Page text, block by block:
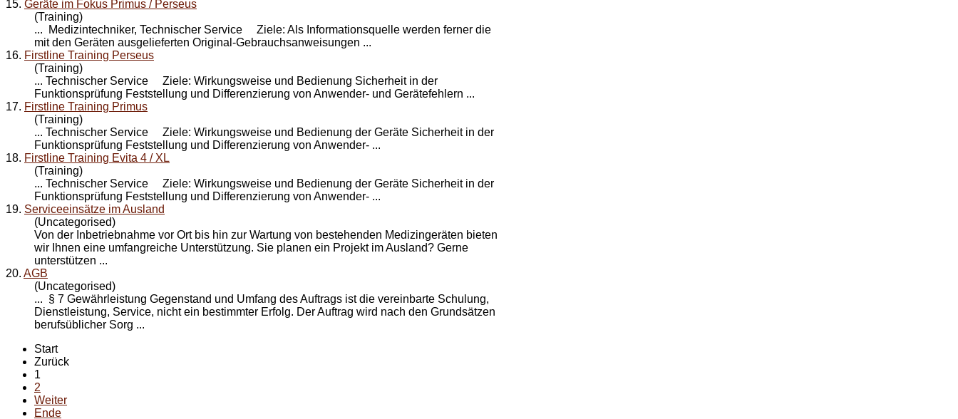
15. Geräte im Fokus Primus / Perseus
(Training)
... Medizintechniker, Technischer Service Ziele: Als Informationsquelle werden ferner die
mit den Geräten ausgelieferten Original-Gebrauchsanweisungen ...
16. Firstline Training Perseus
(Training)
... Technischer Service Ziele: Wirkungsweise und Bedienung Sicherheit in der
Funktionsprüfung Feststellung und Differenzierung von Anwender- und Gerätefehlern ...
17. Firstline Training Primus
(Training)
... Technischer Service Ziele: Wirkungsweise und Bedienung der Geräte Sicherheit in der
Funktionsprüfung Feststellung und Differenzierung von Anwender- ...
18. Firstline Training Evita 4 / XL
(Training)
... Technischer Service Ziele: Wirkungsweise und Bedienung der Geräte Sicherheit in der
Funktionsprüfung Feststellung und Differenzierung von Anwender- ...
19. Serviceeinsätze im Ausland
(Uncategorised)
Von der Inbetriebnahme vor Ort bis hin zur Wartung von bestehenden Medizingeräten bieten
wir Ihnen eine umfangreiche Unterstützung. Sie planen ein Projekt im Ausland? Gerne
unterstützen ...
20. AGB
(Uncategorised)
... § 7 Gewährleistung Gegenstand und Umfang des Auftrags ist die vereinbarte Schulung,
Dienstleistung, Service, nicht ein bestimmter Erfolg. Der Auftrag wird nach den Grundsätzen
berufsüblicher Sorg ...
Start
Zurück
1
2
Weiter
Ende